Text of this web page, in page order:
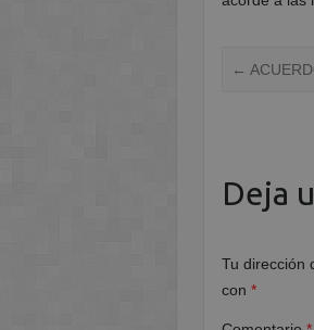
←
Deja
Tu dirección
con*